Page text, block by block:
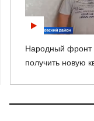
Народный фронт
получить новую